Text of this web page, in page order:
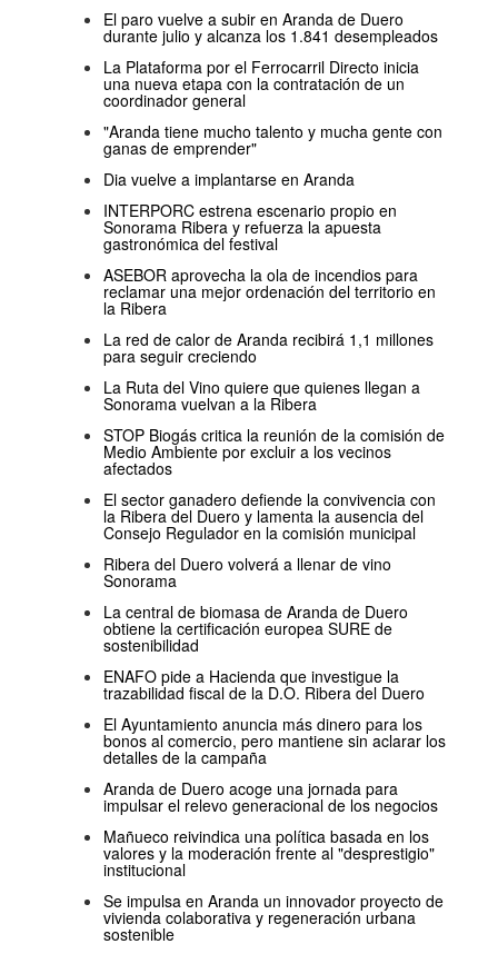
El paro vuelve a subir en Aranda de Duero
durante julio y alcanza los 1.841 desempleados
La Plataforma por el Ferrocarril Directo inicia
una nueva etapa con la contratación de un
coordinador general
"Aranda tiene mucho talento y mucha gente con
ganas de emprender"
Dia vuelve a implantarse en Aranda
INTERPORC estrena escenario propio en
Sonorama Ribera y refuerza la apuesta
gastronómica del festival
ASEBOR aprovecha la ola de incendios para
reclamar una mejor ordenación del territorio en
la Ribera
La red de calor de Aranda recibirá 1,1 millones
para seguir creciendo
La Ruta del Vino quiere que quienes llegan a
Sonorama vuelvan a la Ribera
STOP Biogás critica la reunión de la comisión de
Medio Ambiente por excluir a los vecinos
afectados
El sector ganadero defiende la convivencia con
la Ribera del Duero y lamenta la ausencia del
Consejo Regulador en la comisión municipal
Ribera del Duero volverá a llenar de vino
Sonorama
La central de biomasa de Aranda de Duero
obtiene la certificación europea SURE de
sostenibilidad
ENAFO pide a Hacienda que investigue la
trazabilidad fiscal de la D.O. Ribera del Duero
El Ayuntamiento anuncia más dinero para los
bonos al comercio, pero mantiene sin aclarar los
detalles de la campaña
Aranda de Duero acoge una jornada para
impulsar el relevo generacional de los negocios
Mañueco reivindica una política basada en los
valores y la moderación frente al "desprestigio"
institucional
Se impulsa en Aranda un innovador proyecto de
vivienda colaborativa y regeneración urbana
sostenible